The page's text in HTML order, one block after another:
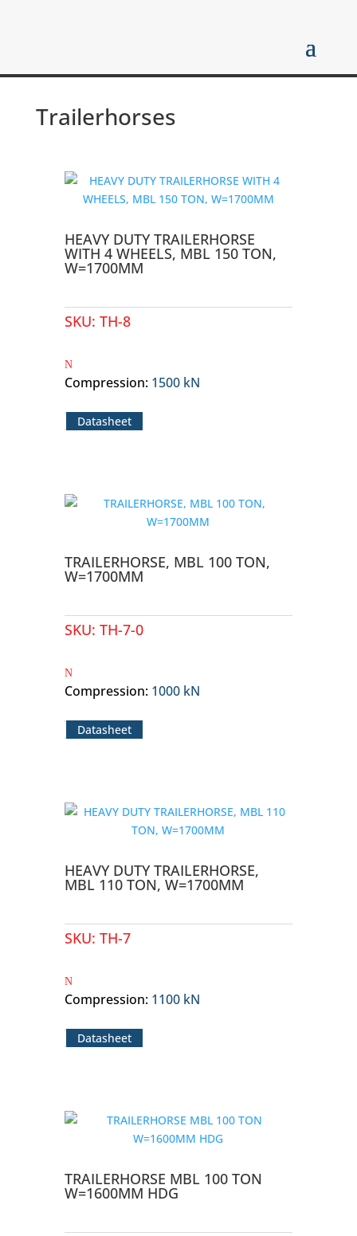
Trailerhorses
HEAVY DUTY TRAILERHORSE
WITH 4 WHEELS, MBL 150 TON,
W=1700MM
SKU: TH-8
Compression: 1500 kN
Datasheet
TRAILERHORSE, MBL 100 TON,
W=1700MM
SKU: TH-7-0
Compression: 1000 kN
Datasheet
HEAVY DUTY TRAILERHORSE,
MBL 110 TON, W=1700MM
SKU: TH-7
Compression: 1100 kN
Datasheet
TRAILERHORSE MBL 100 TON
W=1600MM HDG